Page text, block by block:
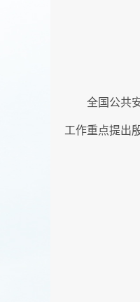
全国公共
工作重点提出